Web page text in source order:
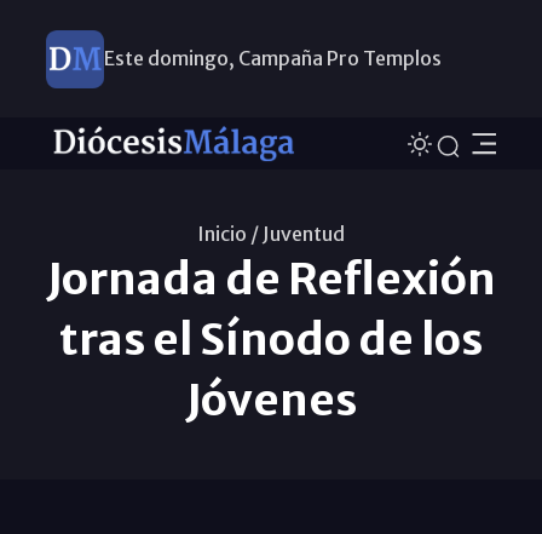
Este domingo, Campaña Pro Templos
Inicio / Juventud
Jornada de Reflexión
tras el Sínodo de los
Jóvenes